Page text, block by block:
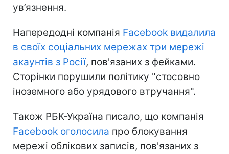
ув’язнення.
Напередодні компанія Facebook видалила
в своїх соціальних мережах три мережі
акаунтів з Росії, пов'язаних з фейками.
Сторінки порушили політику "стосовно
іноземного або урядового втручання".
Також РБК-Україна писало, що компанія
Facebook оголосила про блокування
мережі облікових записів, пов'язаних з